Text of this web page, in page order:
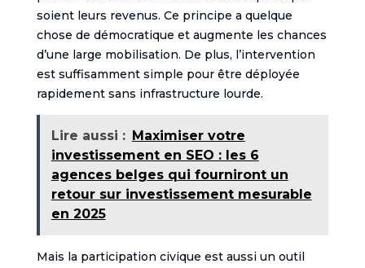
soient leurs revenus. Ce principe a quelque
chose de démocratique et augmente les chances
d’une large mobilisation. De plus, l’intervention
est suffisamment simple pour être déployée
rapidement sans infrastructure lourde.
Lire aussi : Maximiser votre
investissement en SEO : les 6
agences belges qui fourniront un
retour sur investissement mesurable
en 2025
Mais la participation civique est aussi un outil